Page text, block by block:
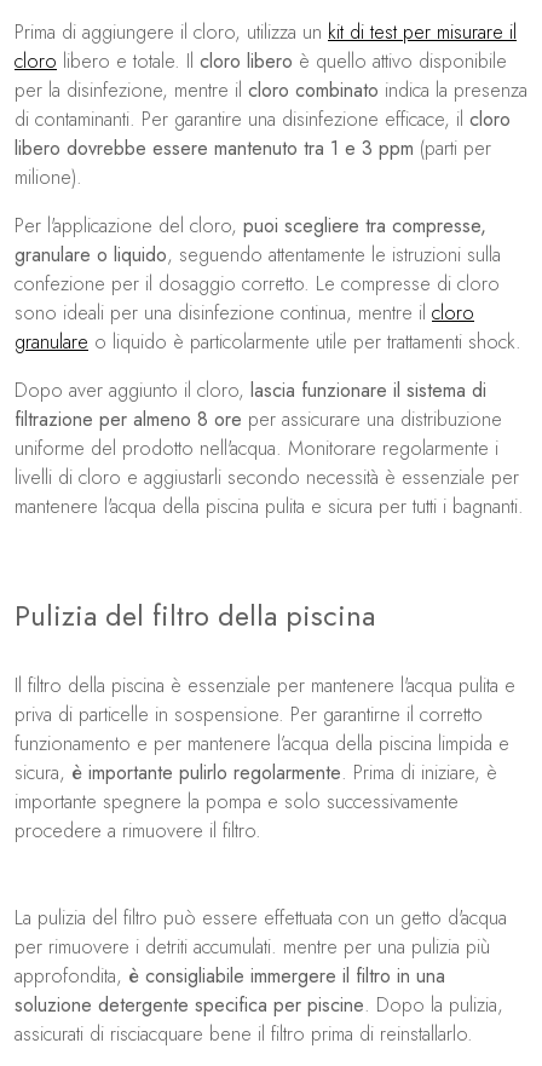
Prima di aggiungere il cloro, utilizza un kit di test per misurare il
cloro libero e totale. Il cloro libero è quello attivo disponibile
per la disinfezione, mentre il cloro combinato indica la presenza
di contaminanti. Per garantire una disinfezione efficace, il cloro
libero dovrebbe essere mantenuto tra 1 e 3 ppm (parti per
milione).
Per l'applicazione del cloro, puoi scegliere tra compresse,
granulare o liquido, seguendo attentamente le istruzioni sulla
confezione per il dosaggio corretto. Le compresse di cloro
sono ideali per una disinfezione continua, mentre il cloro
granulare o liquido è particolarmente utile per trattamenti shock.
Dopo aver aggiunto il cloro, lascia funzionare il sistema di
filtrazione per almeno 8 ore per assicurare una distribuzione
uniforme del prodotto nell'acqua. Monitorare regolarmente i
livelli di cloro e aggiustarli secondo necessità è essenziale per
mantenere l'acqua della piscina pulita e sicura per tutti i bagnanti.
Pulizia del filtro della piscina
Il filtro della piscina è essenziale per mantenere l'acqua pulita e
priva di particelle in sospensione. Per garantirne il corretto
funzionamento e per mantenere l’acqua della piscina limpida e
sicura, è importante pulirlo regolarmente. Prima di iniziare, è
importante spegnere la pompa e solo successivamente
procedere a rimuovere il filtro.
La pulizia del filtro può essere effettuata con un getto d'acqua
per rimuovere i detriti accumulati. mentre per una pulizia più
approfondita, è consigliabile immergere il filtro in una
soluzione detergente specifica per piscine. Dopo la pulizia,
assicurati di risciacquare bene il filtro prima di reinstallarlo.